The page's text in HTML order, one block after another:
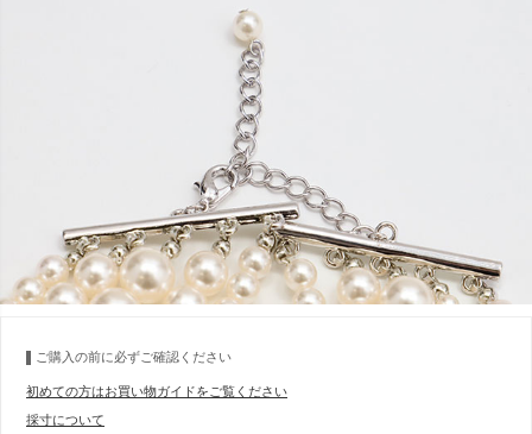
ご購入の前に必ずご確認ください
初めての方はお買い物ガイドをご覧ください
採寸について